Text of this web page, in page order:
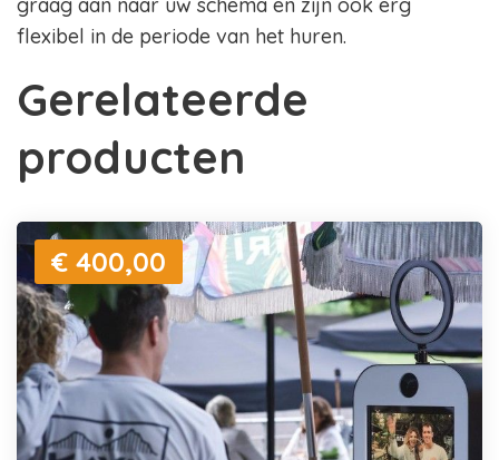
graag aan naar uw schema en zijn ook erg
flexibel in de periode van het huren.
Gerelateerde
producten
€ 400,00